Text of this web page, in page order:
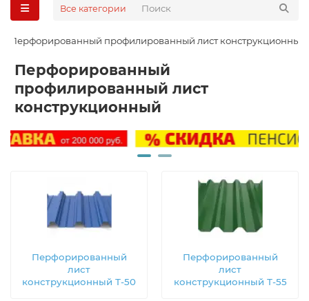
Все категории
Перфорированный профилированный лист конструкционный
Перфорированный
профилированный лист
конструкционный
Перфорированный
лист
конструкционный Т-50
Перфорированный
лист
конструкционный Т-55